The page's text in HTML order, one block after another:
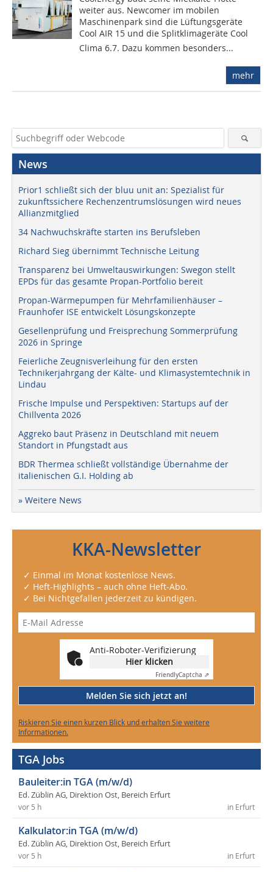
weiter aus. Newcomer im mobilen
Maschinenpark sind die Lüftungsgeräte
Cool AIR 15 und die Splitklimageräte Cool
Clima 6.7. Dazu kommen besonders...
mehr
News
Prior1 schließt sich der bluu unit an: Spezialist für
zukunftssichere Rechenzentrumslösungen wird neues
Allianzmitglied
34 Nachwuchskräfte starten ins Berufsleben
Richard Sieg übernimmt Technische Leitung
Transparenz bei Umweltauswirkungen: Swegon stellt
EPDs für das gesamte Propan-Portfolio bereit
Propan-Wärmepumpen für Mehrfamilienhäuser –
Fraunhofer ISE entwickelt Lösungskonzepte
Gesellenprüfung und Freisprechung Sommerprüfung
2026 in Springe
Feierliche Zeugnisverleihung für den ersten
Technikerjahrgang der Kälte- und Klimasystemtechnik in
Lindau
Frische Impulse und Perspektiven: Startups auf der
Chillventa 2026
Aggreko baut Präsenz in Deutschland mit neuem
Standort in Pfungstadt aus
BDR Thermea schließt vollständige Übernahme der
italienischen G.I. Holding ab
» Weitere News
KKA-Newsletter
✓ Einmal im Monat kostenlose News.
✓ Heft-Highlights – auch ohne Heft-Abo.
✓ Bei Nichtgefallen jederzeit zu kündigen.
Anti-Roboter-Verifizierung
Hier klicken
FriendlyCaptcha ⇗
Melden Sie sich jetzt an!
Riskieren Sie einen kurzen Blick und erhalten Sie weitere
Informationen.
TGA Jobs
Bauleiter:in TGA (m/w/d)
Ed. Züblin AG, Direktion Ost, Bereich Erfurt
in Erfurt
vor 5 h
Kalkulator:in TGA (m/w/d)
Ed. Züblin AG, Direktion Ost, Bereich Erfurt
in Erfurt
vor 5 h